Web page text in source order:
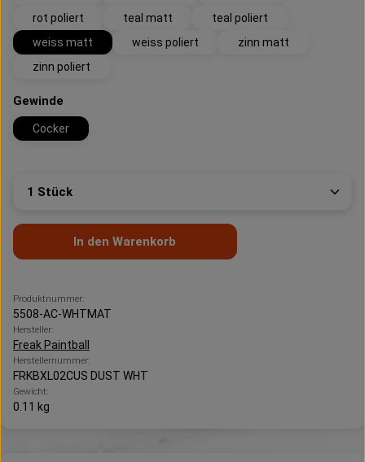
rot poliert
teal matt
teal poliert
weiss matt
weiss poliert
zinn matt
zinn poliert
Gewinde
Cocker
Produkt Anzahl: Gib den gewünschten Wert ein
In den Warenkorb
Produktnummer:
5508-AC-WHTMAT
Hersteller:
Freak Paintball
Herstellernummer:
FRKBXL02CUS DUST WHT
Gewicht:
0.11 kg